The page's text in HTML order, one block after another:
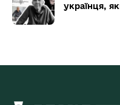
українця,